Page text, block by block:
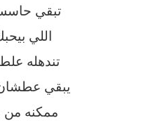
تبقي
اللي
تندهله
يبقي
ممكنه من